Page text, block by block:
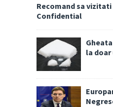
Recomand sa
Confidential
la